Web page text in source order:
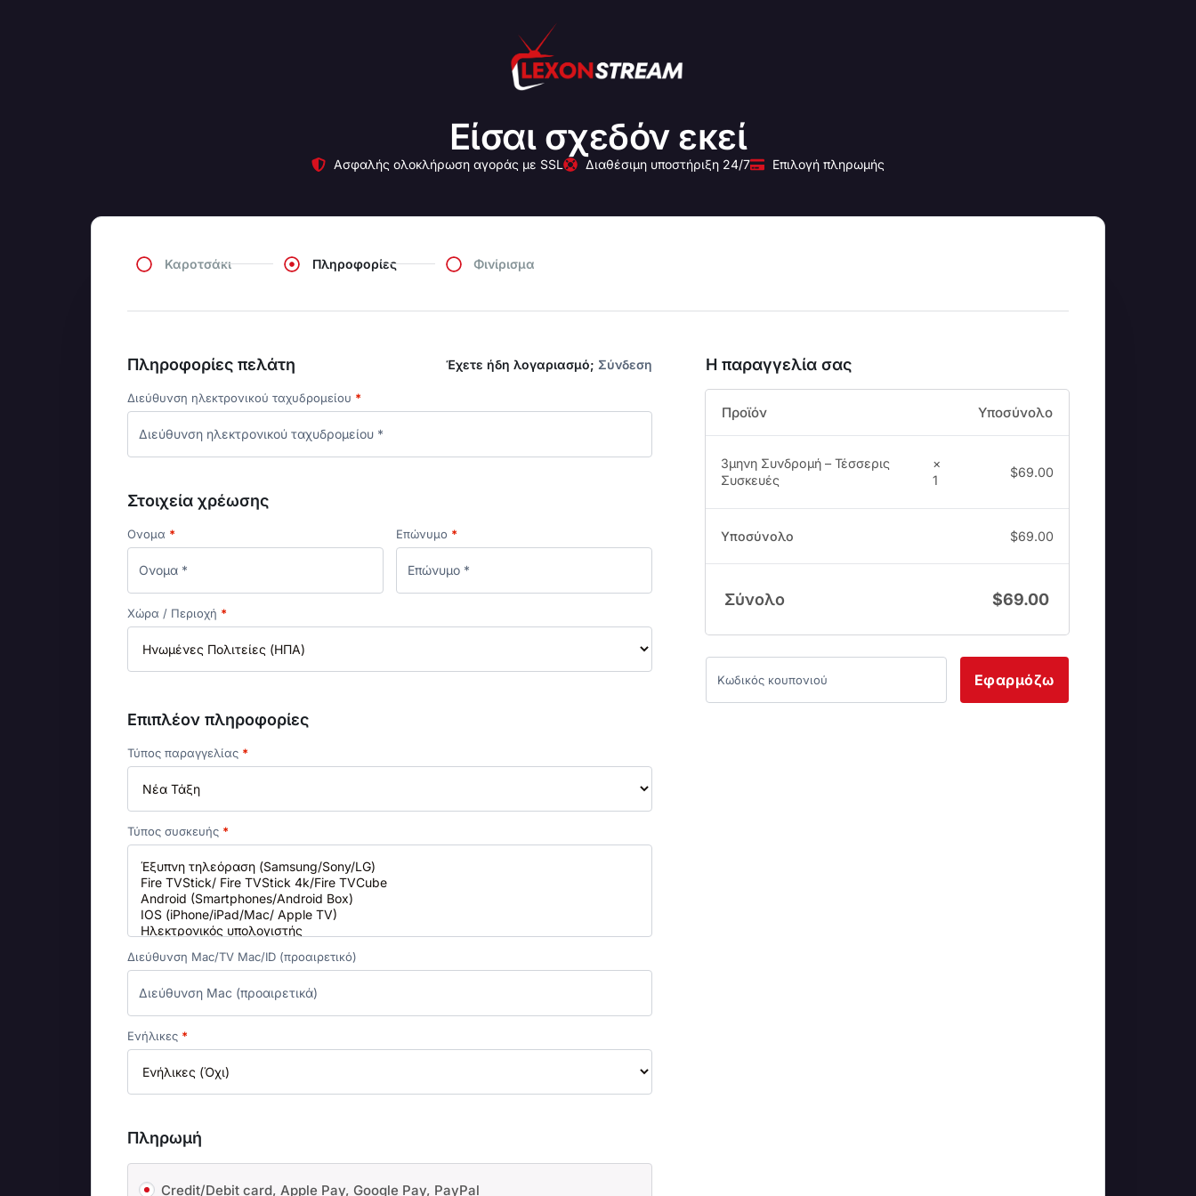
Είσαι σχεδόν εκεί
Ασφαλής ολοκλήρωση αγοράς με SSL Διαθέσιμη υποστήριξη 24/7 Επιλογή πληρωμής
Καροτσάκι Πληροφορίες Φινίρισμα
Πληροφορίες πελάτη Έχετε ήδη λογαριασμό; Σύνδεση
Διεύθυνση ηλεκτρονικού ταχυδρομείου *
Στοιχεία χρέωσης
Ονομα * Επώνυμο *
Χώρα / Περιοχή *
Επιπλέον πληροφορίες
Τύπος παραγγελίας *
Τύπος συσκευής *
Διεύθυνση Mac/TV Mac/ID (προαιρετικό)
Ενήλικες *
Πληρωμή
Credit/Debit card, Apple Pay, Google Pay, PayPal
Η παραγγελία σας
Προϊόν Υποσύνολο
3μηνη Συνδρομή – Τέσσερις
Συσκευές
×
1
$69.00
Υποσύνολο $69.00
Σύνολο $69.00
Εφαρμόζω